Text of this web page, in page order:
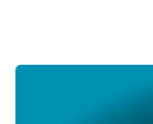
verbessern. Die